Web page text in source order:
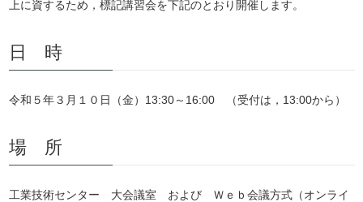
上に資するため，標記講習会を下記のとおり開催します。
日 時
令和５年３月１０日（金）13:30～16:00 （受付は，13:00から）
場 所
工業技術センター 大会議室 および Ｗｅｂ会議方式（オンライ